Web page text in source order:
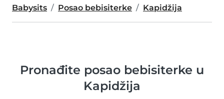
Babysits Posao bebisiterke Kapidžija
Pronađite posao bebisiterke u
Kapidžija